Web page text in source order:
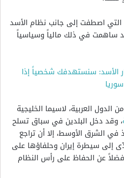
التي اصطفت إلى جانب نظام الأسد
ساهمت في ذلك مالياً وسياسياً
الأسد: سنستهدفك شخصياً إذا
الدول العربية، لاسيما الخليجية
، وقد دخل البلدين في سباق تسلح
الشرق الأوسط، إلا أن تراجع
إلى سيطرة إيران وحلفاؤها على
عن الحفاظ على رأس النظام